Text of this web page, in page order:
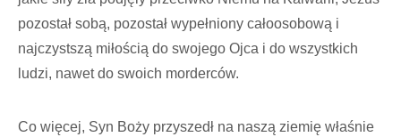
pozostał sobą, pozostał wypełniony całoosobową i
najczystszą miłością do swojego Ojca i do wszystkich
ludzi, nawet do swoich morderców.
Co więcej, Syn Boży przyszedł na naszą ziemię właśnie